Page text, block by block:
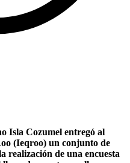
Isla Cozumel entregó al
(Ieqroo) un conjunto de
realización de una encuesta